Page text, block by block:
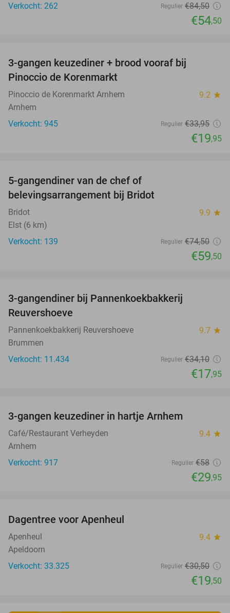
Verkocht: 262
Regulier €84,50
€54,50
3-gangen keuzediner + brood vooraf bij
Pinoccio de Korenmarkt
Pinoccio de Korenmarkt Arnhem 9.2 star
Arnhem
Verkocht: 945
Regulier €33,95
€19,95
5-gangendiner van de chef of
belevingsarrangement bij Bridot
Bridot 9.9 star
Elst (6 km)
Verkocht: 139
Regulier €74,50
€59,50
3-gangendiner bij Pannenkoekbakkerij
Reuvershoeve
Pannenkoekbakkerij Reuvershoeve 9.7 star
Brummen
Verkocht: 11.434
Regulier €34,10
€17,95
3-gangen keuzediner in hartje Arnhem
Café/Restaurant Verheyden 9.4 star
Arnhem
Verkocht: 917
Regulier €58
€29,95
Dagentree voor Apenheul
Apenheul 9.4 star
Apeldoorn
Verkocht: 33.325
Regulier €30,50
€19,50